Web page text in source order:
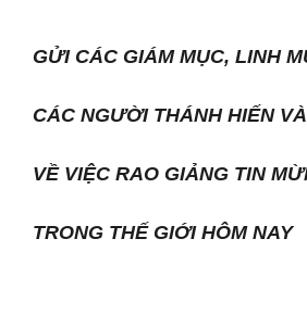
GỬI CÁC GIÁM MỤC, LINH
CÁC NGƯỜI THÁNH HIẾN
VỀ VIỆC RAO GIẢNG TIN
TRONG THẾ GIỚI HÔM NAY